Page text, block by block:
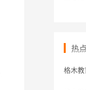
热
格木教